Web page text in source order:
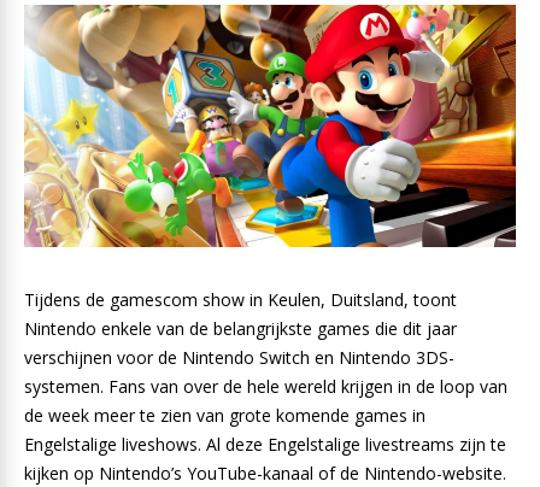
Tijdens de gamescom show in Keulen, Duitsland, toont
Nintendo enkele van de belangrijkste games die dit jaar
verschijnen voor de Nintendo Switch en Nintendo 3DS-
systemen. Fans van over de hele wereld krijgen in de loop van
de week meer te zien van grote komende games in
Engelstalige liveshows. Al deze Engelstalige livestreams zijn te
kijken op Nintendo’s YouTube-kanaal of de Nintendo-website.